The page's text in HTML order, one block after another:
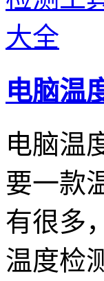
电脑温
电脑温
要一款
有很多
温度检